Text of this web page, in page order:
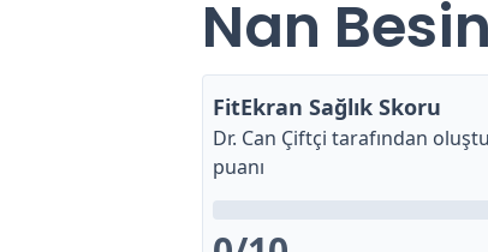
Nan
FitEkran Sağlık Skoru
Dr. Can Çiftçi tarafından
puanı